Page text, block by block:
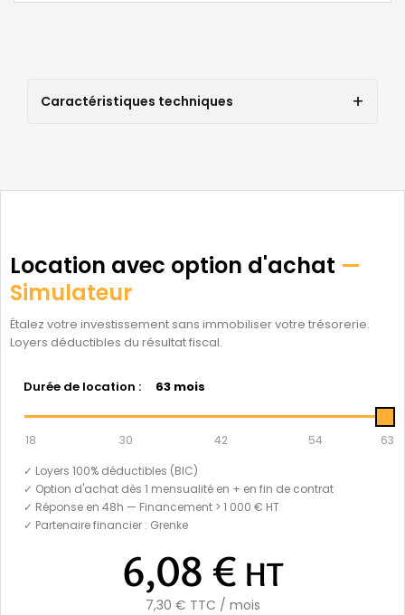
Caractéristiques techniques
Location avec option d'achat —
Simulateur
Étalez votre investissement sans immobiliser votre trésorerie.
Loyers déductibles du résultat fiscal.
Durée de location : 63 mois
18 30 42 54
63
✓ Loyers 100% déductibles (BIC)
✓ Option d'achat dès 1 mensualité en + en fin de contrat
✓ Réponse en 48h — Financement > 1 000 € HT
✓ Partenaire financier : Grenke
6,08 € HT
7,30 € TTC / mois